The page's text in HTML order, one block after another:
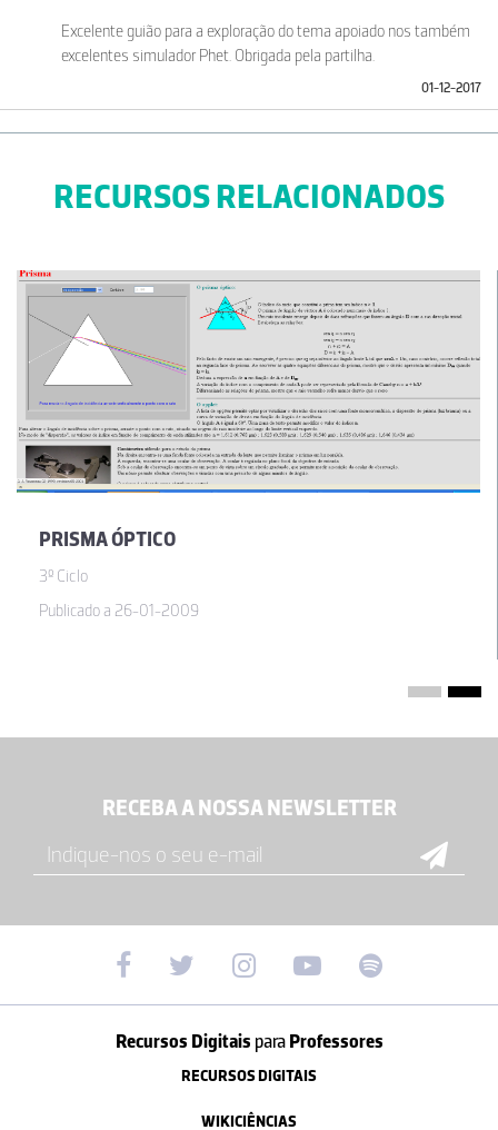
Excelente guião para a exploração do tema apoiado nos também
excelentes simulador Phet. Obrigada pela partilha.
01-12-2017
RECURSOS RELACIONADOS
PRISMA ÓPTICO
3º Ciclo
Publicado a 26-01-2009
RECEBA A NOSSA NEWSLETTER
Recursos Digitais paraProfessores
RECURSOS DIGITAIS
WIKICIÊNCIAS